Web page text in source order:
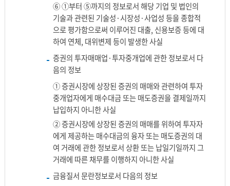
⑥ ①부터 ⑤까지의 정보로서 해당 기업 및 법인의
기술과 관련된 기술성·시장성·사업성 등을 종합적
으로 평가함으로써 이루어진 대출, 신용보증 등에 대
하여 연체, 대위변제 등이 발생한 사실
증권의 투자매매업·투자중개업에 관한 정보로서 다
음의 정보
① 증권시장에 상장된 증권의 매매와 관련하여 투자
중개업자에게 매수대금 또는 매도증권을 결제일까지
납입하지 아니한 사실
② 증권시장에 상장된 증권의 매매를 위하여 투자자
에게 제공하는 매수대금의 융자 또는 매도증권의 대
여 거래에 관한 정보로서 상환 또는 납일기일까지 그
거래에 따른 채무를 이행하지 아니한 사실
금융질서 문란정보로서 다음의 정보